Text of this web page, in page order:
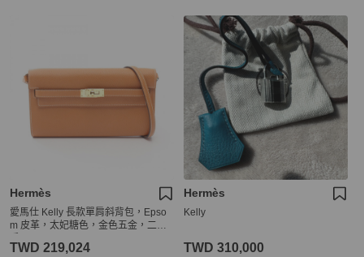
Hermès
愛馬仕 Kelly 長款單肩斜背包，Epso
m 皮革，太妃糖色，金色五金，二
TWD 219,024
Hermès
Kelly
TWD 310,000